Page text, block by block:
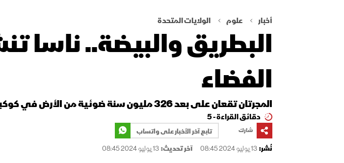
أخبار علوم الولايات المتحدة
البطريق والبيضة.. ناسا
الفضاء
المجرتان تقعان على بعد 326 مليون سنة ضوئية من الأرض في كوكبة هيدرا
دقائق القراءة - 5
شارك
تابع آخر الأخبار على واتساب
نُشر:13 يوليو 2024 08:45 آخر تحديث:13 يوليو 2024 08:45